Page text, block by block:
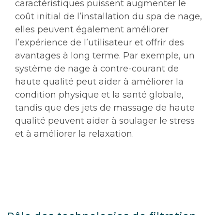
caractéristiques puissent augmenter le
coût initial de l’installation du spa de nage,
elles peuvent également améliorer
l’expérience de l’utilisateur et offrir des
avantages à long terme. Par exemple, un
système de nage à contre-courant de
haute qualité peut aider à améliorer la
condition physique et la santé globale,
tandis que des jets de massage de haute
qualité peuvent aider à soulager le stress
et à améliorer la relaxation.